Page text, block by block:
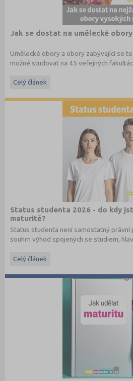
Jak se dostat na umělecké obory
Umělecké obory a obory zabývající se
možné studovat na 45 veřejných
ekonomických fakultách, pedagogické
Celý článek
Status studenta 2026 - do kdy
maturitě?
Status studenta není samostatný právní
souhrn výhod spojených se studiem,
Celý článek